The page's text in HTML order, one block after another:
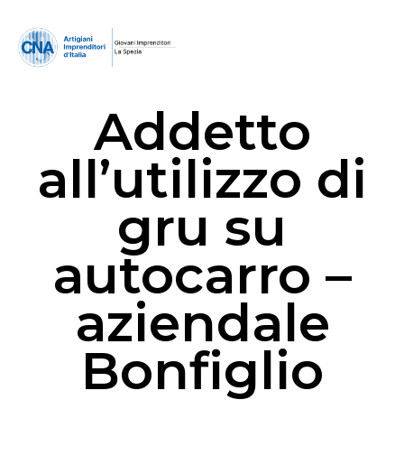
Addetto
all’utilizzo di
gru su
autocarro –
aziendale
Bonfiglio